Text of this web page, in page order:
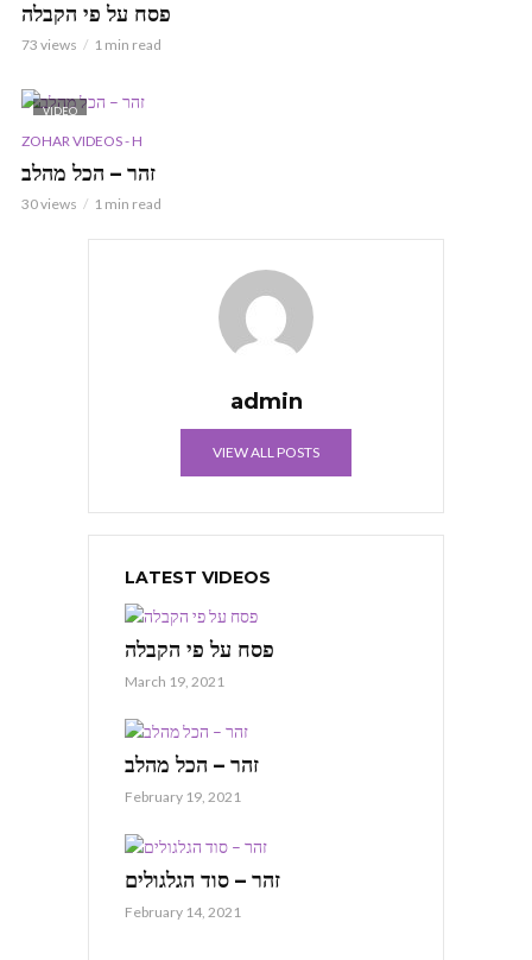
פסח על פי הקבלה
73 views 1 min read
VIDEO
ZOHAR VIDEOS - H
זהר – הכל מהלב
30 views 1 min read
admin
VIEW ALL POSTS
LATEST VIDEOS
פסח על פי הקבלה
March 19, 2021
זהר – הכל מהלב
February 19, 2021
זהר – סוד הגלגולים
February 14, 2021